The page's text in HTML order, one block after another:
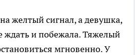
желтый сигнал, а девушка,
ждать и побежала. Тяжелый
мгновенно. У